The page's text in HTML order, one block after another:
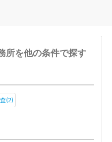
所を他の条件で探す
(2)